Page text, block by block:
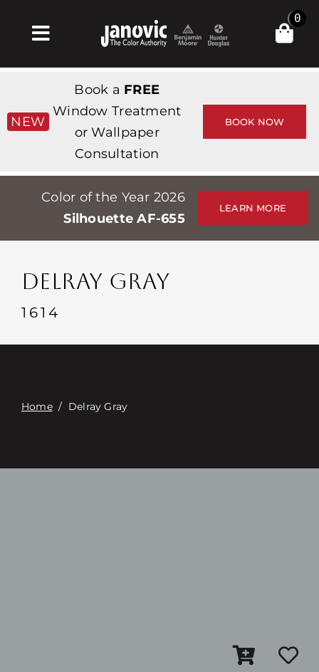
Toggle
Navigation
Products & Services
Магазин
Professionals
Stores
События
Связаться с
0
NEW
Book a FREE
Window Treatment
or Wallpaper
Consultation
BOOK NOW
Color of the Year 2026
Silhouette AF-655
LEARN MORE
DELRAY GRAY
1614
Home/ Delray Gray